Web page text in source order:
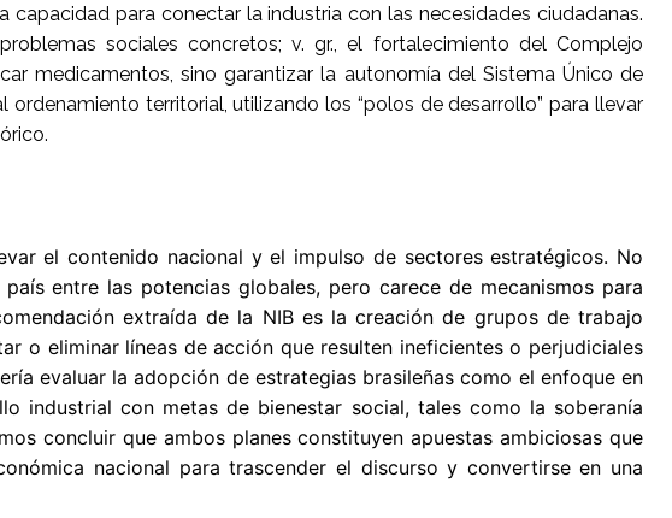
capacidad para conectar la industria con las necesidades ciudadanas.
sociales concretos; v. gr., el fortalecimiento del Complejo
medicamentos, sino garantizar la autonomía del Sistema Único de
ordenamiento territorial, utilizando los “polos de desarrollo” para llevar
el contenido nacional y el impulso de sectores estratégicos. No
entre las potencias globales, pero carece de mecanismos para
extraída de la NIB es la creación de grupos de trabajo
o eliminar líneas de acción que resulten ineficientes o perjudiciales
evaluar la adopción de estrategias brasileñas como el enfoque en
industrial con metas de bienestar social, tales como la soberanía
concluir que ambos planes constituyen apuestas ambiciosas que
nacional para trascender el discurso y convertirse en una